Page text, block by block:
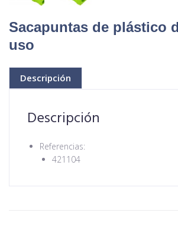
Sacapuntas de plástico
uso
Descripción
Descripción
Referencias:
421104